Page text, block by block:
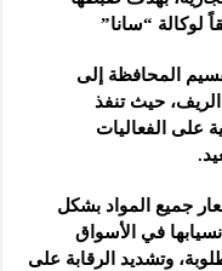
لوكالة “سانا”
المحافظة إلى
حيث تنفذ
على الفعاليات
جميع المواد بشكل
في الأسواق
وتشديد الرقابة على